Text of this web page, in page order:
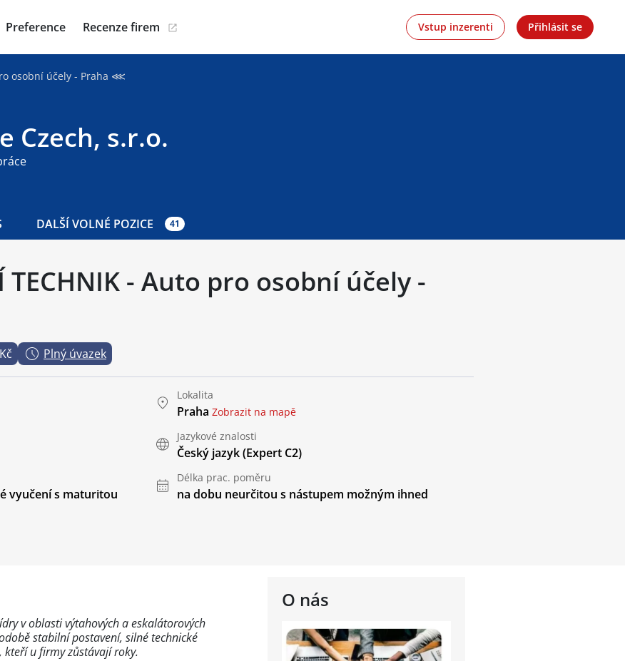
Preference Recenze firem Vstup inzerenti Přihlásit se
osobní účely - Praha ⋘
Czech, s.r.o.
DALŠÍ VOLNÉ POZICE 41
- Auto pro osobní účely -
Plný úvazek
Lokalita
Praha Zobrazit na mapě
Jazykové znalosti
Český jazyk(Expert C2)
vyučení s maturitou
Délka prac. poměru
na dobu neurčitou s nástupem možným ihned
O nás
v oblasti výtahových a eskalátorových
stabilní postavení, silné technické
kteří u firmy zůstávají roky.